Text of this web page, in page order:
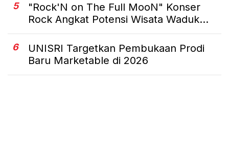
5
"Rock'N on The Full MooN" Konser
Rock Angkat Potensi Wisata Waduk...
6
UNISRI Targetkan Pembukaan Prodi
Baru Marketable di 2026